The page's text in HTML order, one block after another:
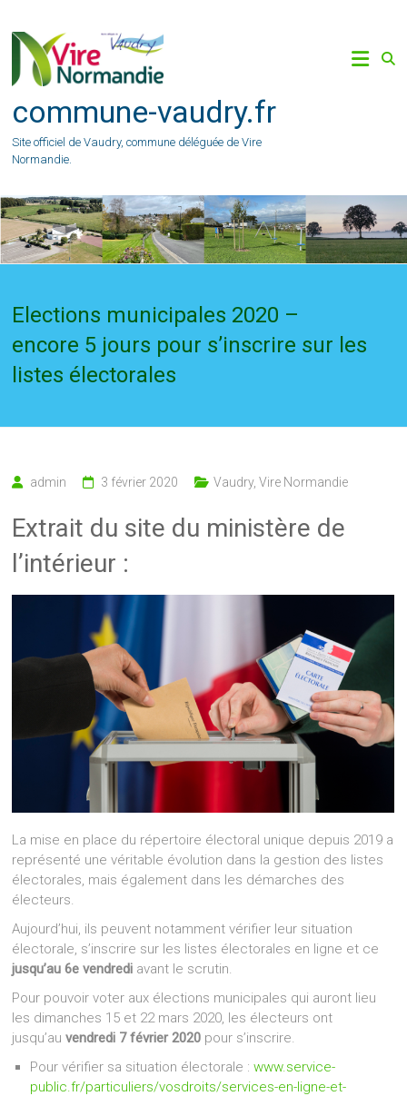
content
commune-vaudry.fr
Site officiel de Vaudry, commune déléguée de Vire
Normandie.
Elections municipales 2020 –
encore 5 jours pour s’inscrire sur les
listes électorales
admin 3 février 2020 Vaudry,Vire Normandie
Extrait du site du ministère de
l’intérieur :
La mise en place du répertoire électoral unique depuis 2019 a
représenté une véritable évolution dans la gestion des listes
électorales, mais également dans les démarches des
électeurs.
Aujourd’hui, ils peuvent notamment vérifier leur situation
électorale, s’inscrire sur les listes électorales en ligne et ce
jusqu’au 6e vendredi avant le scrutin.
Pour pouvoir voter aux élections municipales qui auront lieu
les dimanches 15 et 22 mars 2020, les électeurs ont
jusqu’auvendredi 7 février 2020 pour s’inscrire.
Pour vérifier sa situation électorale :www.service-
public.fr/particuliers/vosdroits/services-en-ligne-et-